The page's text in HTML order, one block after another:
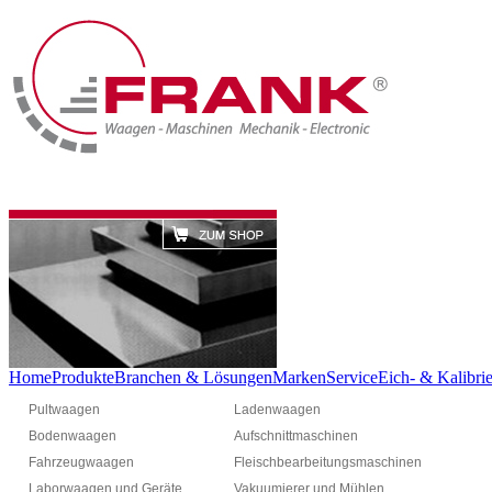
HomeProdukteBranchen & LösungenMarkenServiceEich- &
Pultwaagen
Bodenwaagen
Fahrzeugwaagen
Laborwaagen und Geräte
Ladenwaagen
Aufschnittmaschinen
Fleischbearbeitungsmaschinen
Vakuumierer und Mühlen